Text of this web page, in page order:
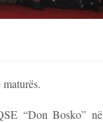
“Don Bosko” në